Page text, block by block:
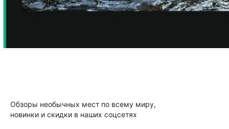
Обзоры необычных мест по всему миру,
новинки и скидки в наших соцсетях